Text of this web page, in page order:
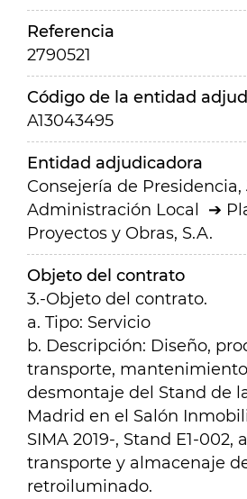
Referencia
2790521
Código de la entidad
A13043495
Entidad adjudicadora
Consejería de
Administración Local
Proyectos y Obras, S.A.
Objeto del contrato
3.-Objeto del contrato.
a. Tipo: Servicio
b. Descripción: Diseño,
transporte,
desmontaje del Stand de
Madrid en el Salón
SIMA 2019-, Stand E1-002,
transporte y almacenaje
retroiluminado.